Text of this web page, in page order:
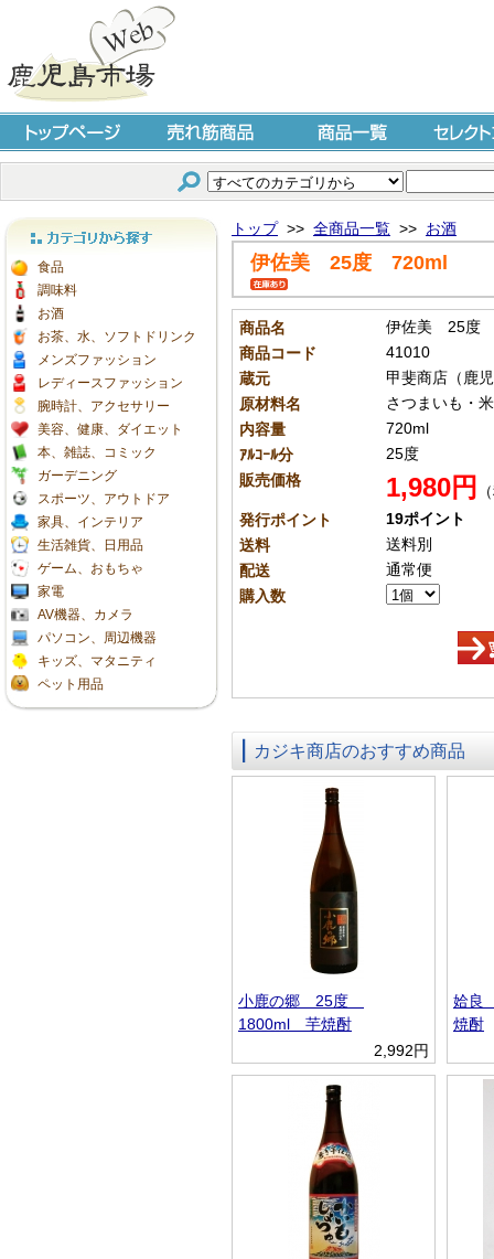
トップページ 売れ筋商品 商品一覧 セレクト
カテゴリから探す
食品
調味料
お酒
お茶、水、ソフトドリンク
メンズファッション
レディースファッション
腕時計、アクセサリー
美容、健康、ダイエット
本、雑誌、コミック
ガーデニング
スポーツ、アウトドア
家具、インテリア
生活雑貨、日用品
ゲーム、おもちゃ
家電
AV機器、カメラ
パソコン、周辺機器
キッズ、マタニティ
ペット用品
トップ>> 全商品一覧 >> お酒
伊佐美 25度 720ml
商品名
伊佐美 25度
商品コード
41010
蔵元
甲斐商店（鹿
原材料名
さつまいも・
内容量
720ml
ｱﾙｺｰﾙ分
25度
販売価格
1,980円
発行ポイント
19ポイント
送料
送料別
配送
通常便
購入数
カジキ商店のおすすめ商品
小鹿の郷 25度
1800ml 芋焼酎
2,992円
姶
焼酎